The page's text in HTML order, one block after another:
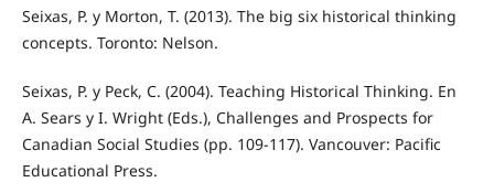
Seixas, P. y Morton, T. (2013). The big six historical thinking
concepts. Toronto: Nelson.
Seixas, P. y Peck, C. (2004). Teaching Historical Thinking. En
A. Sears y I. Wright (Eds.), Challenges and Prospects for
Canadian Social Studies (pp. 109-117). Vancouver: Pacific
Educational Press.